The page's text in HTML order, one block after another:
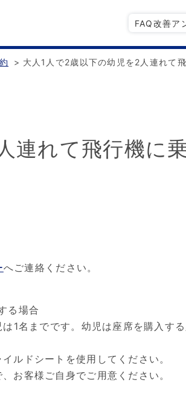
FAQ改善ア
> 大人1人で2歳以下の幼児を2人連れて
連れて飛行機に
へご連絡ください。
る場合
1名までです。幼児は座席を購入する
ルドシートを使用してください。
お客様ご自身でご用意ください。